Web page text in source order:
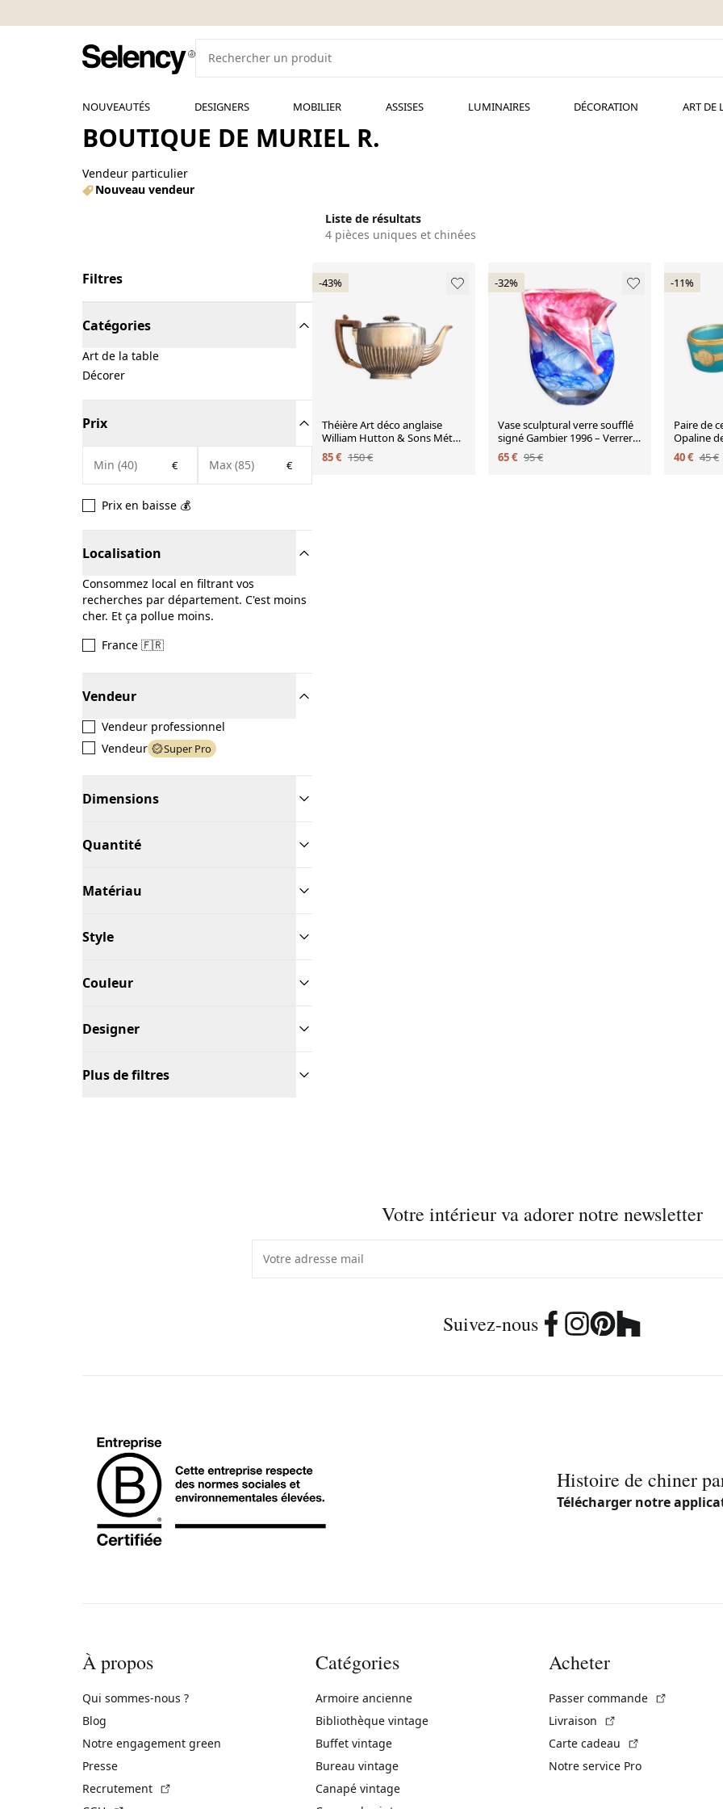
NOUVEAUTÉS DESIGNERS MOBILIER ASSISES LUMINAIRES DÉCORATION ART DE
BOUTIQUE DE MURIEL R.
Vendeur particulier
Nouveau vendeur
Liste de résultats
4 pièces uniques et chinées
Filtres
Catégories
Art de la table
Décorer
Prix
€ €
Prix en baisse 💰
Localisation
Consommez local en filtrant vos
recherches par département. C'est moins
cher. Et ça pollue moins.
France 🇫🇷
Vendeur
Vendeur professionnel
Vendeur
Super Pro
Dimensions
Quantité
Matériau
Style
Couleur
Designer
Plus de filtres
-43%
Théière Art déco anglaise
William Hutton & Sons Métal
argenté (EPBM) v.1930
85 € 150 €
-32%
Vase sculptural verre soufflé
signé Gambier 1996 – Verrerie
d'art française
65 € 95 €
-11%
Paire de
Opaline
Italie,
40 € 45 €
Votre intérieur va adorer notre newsletter
Suivez-nous
Histoire de chiner
Télécharger notre
À propos
Qui sommes-nous ?
Blog
Notre engagement green
Presse
Recrutement
Catégories
Armoire ancienne
Bibliothèque vintage
Buffet vintage
Bureau vintage
Canapé vintage
Acheter
Passer commande
Livraison
Carte cadeau
Notre service Pro